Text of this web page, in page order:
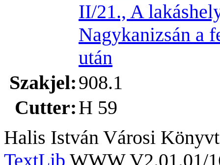
II/21., A
Nagykanizsán a
után
Szakjel:908.1
Cutter:H 59
Halis István Városi
TextLib WWW V2.01.01/